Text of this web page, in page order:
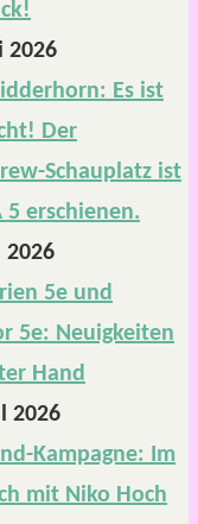
2026
Es ist
Der
Schauplatz ist
5 erschienen.
2026
5e und
5e: Neuigkeiten
Hand
2026
Kampagne: Im
mit Niko Hoch